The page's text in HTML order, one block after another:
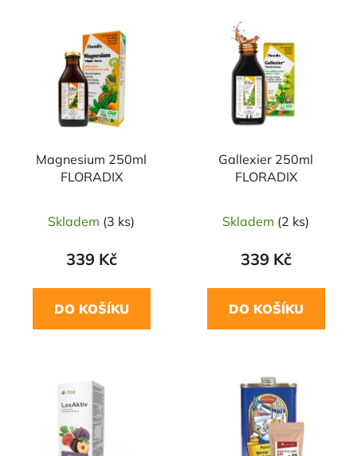
Magnesium 250ml
FLORADIX
Skladem (3 ks)
339 Kč
DO KOŠÍKU
Gallexier 250ml
FLORADIX
Skladem (2 ks)
339 Kč
DO KOŠÍKU